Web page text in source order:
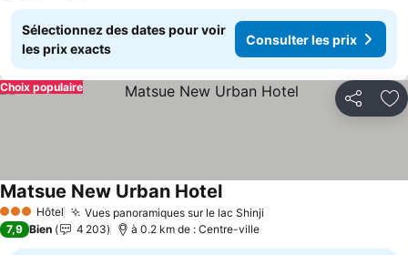
Sélectionnez des dates pour voir
les prix exacts
Consulter les prix
Partager
Choix populaire
3 ÉtoilesHôtel Vues panoramiques sur le lac Shinji
Matsue New Urban HotelConsulter les prix
7,9 Bien 4 203 à 0.2 km de : Centre-ville